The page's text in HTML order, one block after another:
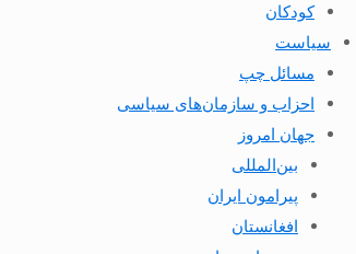
کودکان
سیاست
مسائل چپ
احزاب و سازمان‌های سیاسی
جهان امروز
بین‌المللی
پیرامون ایران
افغانستان